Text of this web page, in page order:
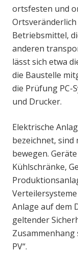
ortsfesten und
Betriebsmittel,
anderen
lässt sich etwa
die Baustelle
die Prüfung PC-
und Drucker.
Elektrische
bezeichnet,
bewegen.
Kühlschränke,
Anlage auf dem
geltender
Zusammenhang
PV“.